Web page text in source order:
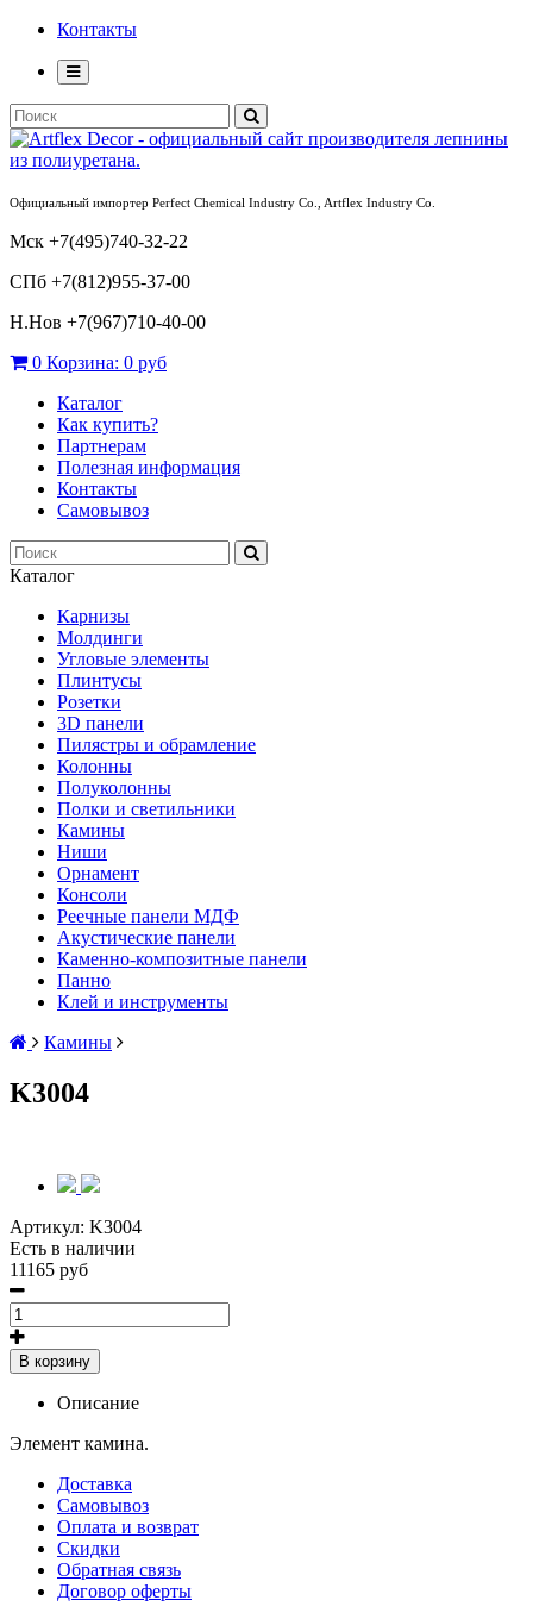
Контакты
Официальный импортер Perfect Chemical Industry Co., Artflex Industry Co.
Мск +7(495)740-32-22
СПб +7(812)955-37-00
Н.Нов +7(967)710-40-00
0 Корзина: 0 руб
Каталог
Как купить?
Партнерам
Полезная информация
Контакты
Самовывоз
Каталог
Карнизы
Молдинги
Угловые элементы
Плинтусы
Розетки
3D панели
Пилястры и обрамление
Колонны
Полуколонны
Полки и светильники
Камины
Ниши
Орнамент
Консоли
Реечные панели МДФ
Акустические панели
Каменно-композитные панели
Панно
Клей и инструменты
Камины
K3004
Артикул: K3004
Есть в наличии
11165 руб
В корзину
Описание
Элемент камина.
Доставка
Самовывоз
Оплата и возврат
Скидки
Обратная связь
Договор оферты